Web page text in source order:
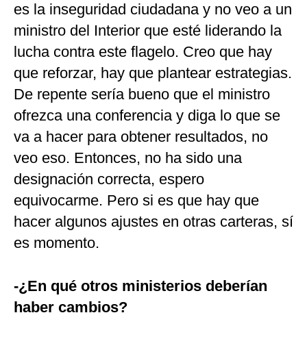
es la inseguridad ciudadana y no veo a un
ministro del Interior que esté liderando la
lucha contra este flagelo. Creo que hay
que reforzar, hay que plantear estrategias.
De repente sería bueno que el ministro
ofrezca una conferencia y diga lo que se
va a hacer para obtener resultados, no
veo eso. Entonces, no ha sido una
designación correcta, espero
equivocarme. Pero si es que hay que
hacer algunos ajustes en otras carteras, sí
es momento.
-¿En qué otros ministerios deberían
haber cambios?